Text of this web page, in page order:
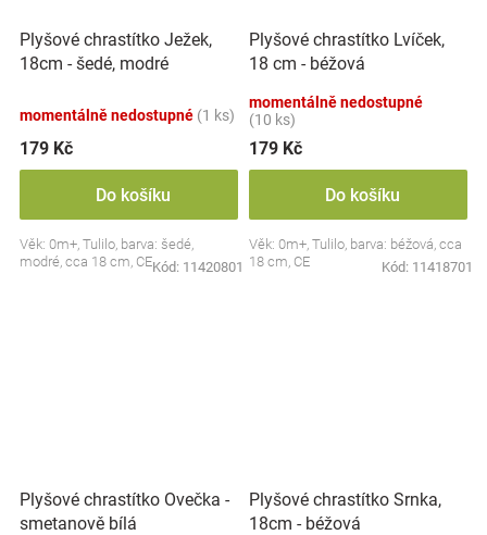
Plyšové chrastítko Ježek,
18cm - šedé, modré
momentálně nedostupné (1 ks)
179 Kč
Do košíku
Věk: 0m+, Tulilo, barva: šedé,
modré, cca 18 cm, CEKód: 11420801
Plyšové chrastítko Lvíček,
18 cm - béžová
momentálně nedostupné
(10 ks)
179 Kč
Do košíku
Věk: 0m+, Tulilo, barva: béžová, cca
18 cm, CE
Kód: 11418701
Plyšové chrastítko Ovečka -
smetanově bílá
Plyšové chrastítko Srnka,
18cm - béžová